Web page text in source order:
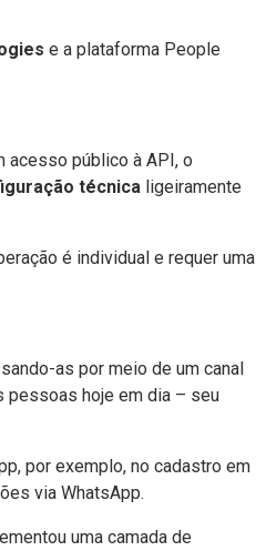
e a plataforma People
acesso público à API, o
técnica ligeiramente
é individual e requer uma
as por meio de um canal
pessoas hoje em dia – seu
por exemplo, no cadastro em
via WhatsApp.
uma camada de